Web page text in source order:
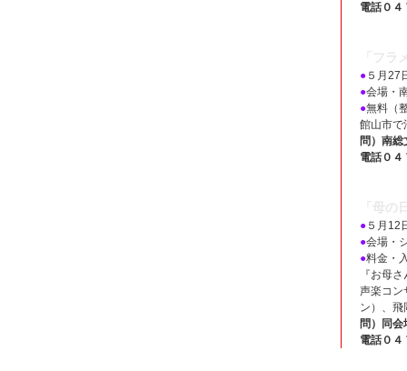
電話０４
● ５月27
●会場・
●無料（
館山市で
問）南
電話０４
● ５月12
●会場・
●料金・
『お母
声楽コン
ン）、飛
問）同会
電話０４